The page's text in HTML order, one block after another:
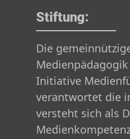
Stiftung:
Die
Initiative
verantwortet die
versteht sich als